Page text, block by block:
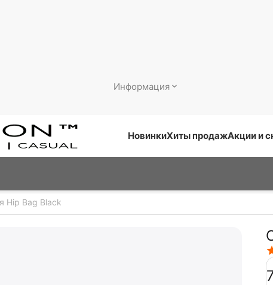
Информация
НовинкиХиты продажАкции и
Hip Bag Black